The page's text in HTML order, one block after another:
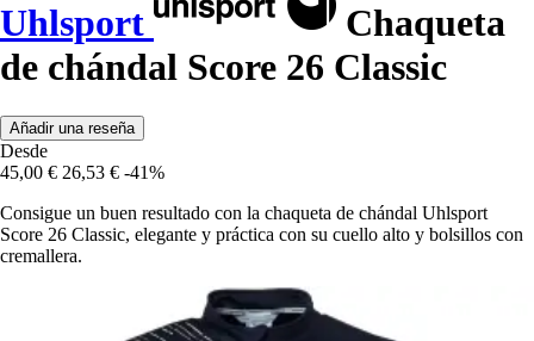
Uhlsport
Chaqueta
de chándal Score 26 Classic
Añadir una reseña
Desde
45,00 € 26,53 € -41%
Consigue un buen resultado con la chaqueta de chándal Uhlsport
Score 26 Classic, elegante y práctica con su cuello alto y bolsillos con
cremallera.